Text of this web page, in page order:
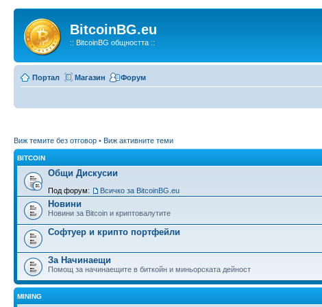
BitcoinBG.eu
:: BitcoinBG общността ::
Портал Магазин Форум
Виж темите без отговор • Виж активните теми
BITCOIN
Общи Дискусии
Под форум: Всичко за BitcoinBG.eu
Новини
Новини за Bitcoin и криптовалутите
Софтуер и крипто портфейли
За Начинаещи
Помощ за начинаещите в биткойн и миньорската дейност
MINING